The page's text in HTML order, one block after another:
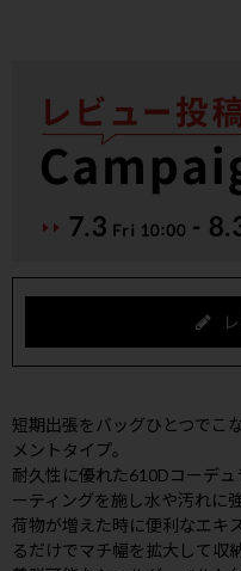
短期出張をバッグひとつでこ
メントタイプ。
耐久性に優れた610Dコーデ
ーティングを施し水や汚れに
荷物が増えた時に便利なエキ
るだけでマチ幅を拡大して収